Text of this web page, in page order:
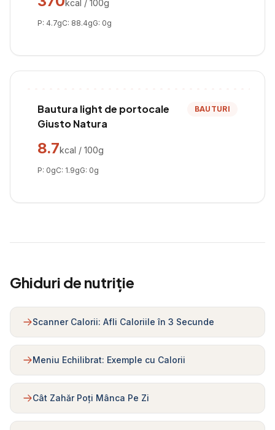
kcal / 100g
P: 4.7gC: 88.4gG: 0g
Bautura light de portocale
Giusto Natura
BAUTURI
8.7kcal / 100g
P: 0gC: 1.9gG: 0g
Ghiduri de nutriție
Scanner Calorii: Afli Caloriile în 3 Secunde
Meniu Echilibrat: Exemple cu Calorii
Cât Zahăr Poți Mânca Pe Zi